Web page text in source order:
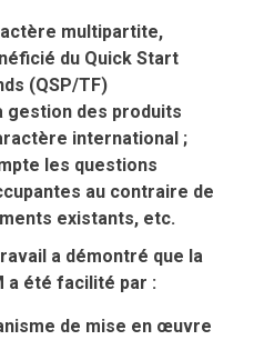
multipartite,
du Quick Start
(QSP/TF)
gestion des produits
international ;
les questions
au contraire de
existants, etc.
a démontré que la
a été facilité par :
de mise en œuvre